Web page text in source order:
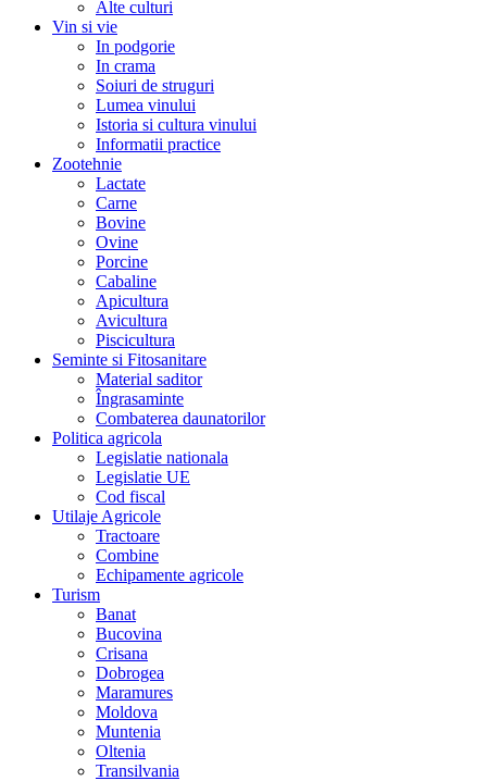
Alte culturi
Vin si vie
In podgorie
In crama
Soiuri de struguri
Lumea vinului
Istoria si cultura vinului
Informatii practice
Zootehnie
Lactate
Carne
Bovine
Ovine
Porcine
Cabaline
Apicultura
Avicultura
Piscicultura
Seminte si Fitosanitare
Material saditor
Îngrasaminte
Combaterea daunatorilor
Politica agricola
Legislatie nationala
Legislatie UE
Cod fiscal
Utilaje Agricole
Tractoare
Combine
Echipamente agricole
Turism
Banat
Bucovina
Crisana
Dobrogea
Maramures
Moldova
Muntenia
Oltenia
Transilvania